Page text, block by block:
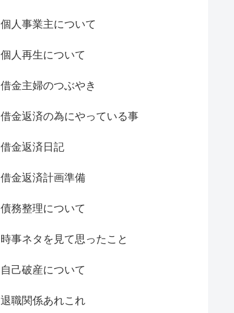
個人事業主について
個人再生について
借金主婦のつぶやき
借金返済の為にやっている事
借金返済日記
借金返済計画準備
債務整理について
時事ネタを見て思ったこと
自己破産について
退職関係あれこれ